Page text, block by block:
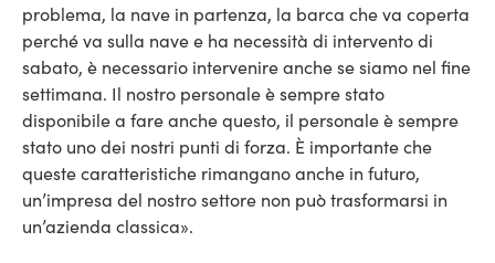
problema, la nave in partenza, la barca che va coperta
perché va sulla nave e ha necessità di intervento di
sabato, è necessario intervenire anche se siamo nel fine
settimana. Il nostro personale è sempre stato
disponibile a fare anche questo, il personale è sempre
stato uno dei nostri punti di forza. È importante che
queste caratteristiche rimangano anche in futuro,
un’impresa del nostro settore non può trasformarsi in
un’azienda classica».